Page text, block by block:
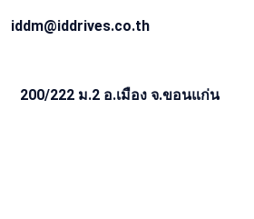
iddm@iddrives.co.th
200/222 ม.2 อ.เมือง จ.ขอนแก่น